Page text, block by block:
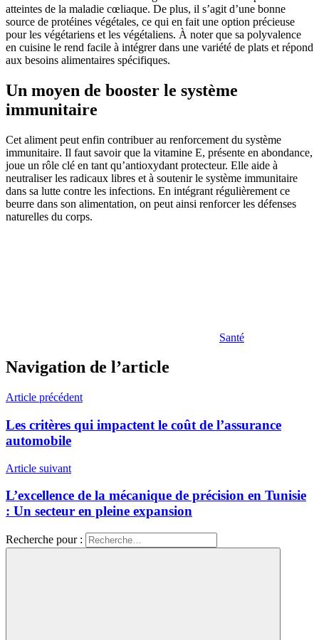
atteintes de la maladie cœliaque. De plus, il s’agit d’une bonne
source de protéines végétales, ce qui en fait une option précieuse
pour les végétariens et les végétaliens. À noter que sa polyvalence
en cuisine le rend facile à intégrer dans une variété de plats et répond
aux besoins alimentaires spécifiques.
Un moyen de booster le système
immunitaire
Cet aliment peut enfin contribuer au renforcement du système
immunitaire. Il faut savoir que la vitamine E, présente en abondance,
joue un rôle clé en tant qu’antioxydant protecteur. Elle aide à
neutraliser les radicaux libres et à soutenir le système immunitaire
dans sa lutte contre les infections. En intégrant régulièrement ce
beurre dans son alimentation, on peut ainsi renforcer les défenses
naturelles du corps.
Santé
Navigation de l’article
Article précédent
Les critères qui impactent le coût de l’assurance
automobile
Article suivant
L’excellence de la mécanique de précision en Tunisie
: Un secteur en pleine expansion
Recherche pour :